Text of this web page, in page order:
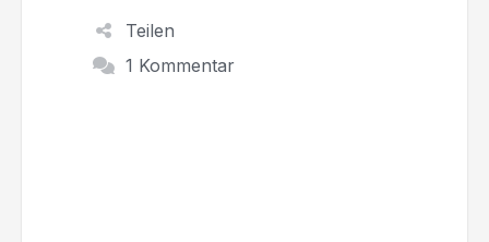
Teilen
1 Kommentar